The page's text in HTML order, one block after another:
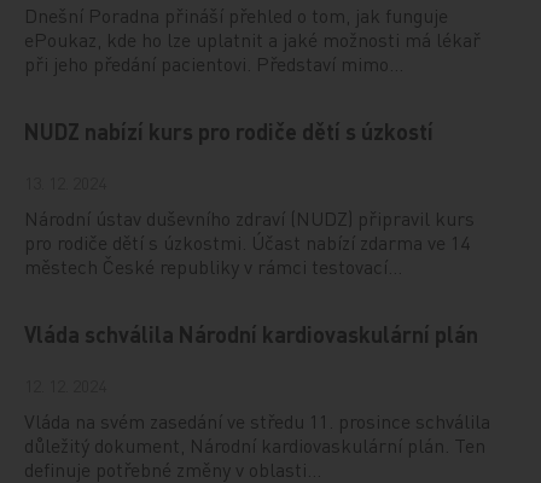
Dnešní Poradna přináší přehled o tom, jak funguje
ePoukaz, kde ho lze uplatnit a jaké možnosti má lékař
při jeho předání pacientovi. Představí mimo…
NUDZ nabízí kurs pro rodiče dětí s úzkostí
Národní ústav duševního zdraví (NUDZ) připravil kurs
pro rodiče dětí s úzkostmi. Účast nabízí zdarma ve 14
městech České republiky v rámci testovací…
Vláda schválila Národní kardiovaskulární plán
Vláda na svém zasedání ve středu 11. prosince schválila
důležitý dokument, Národní kardiovaskulární plán. Ten
definuje potřebné změny v oblasti…